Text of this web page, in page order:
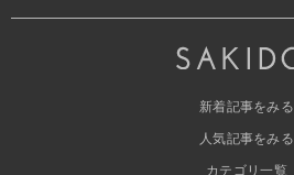
新着記事をみる
人気記事をみる
カテゴリ一覧